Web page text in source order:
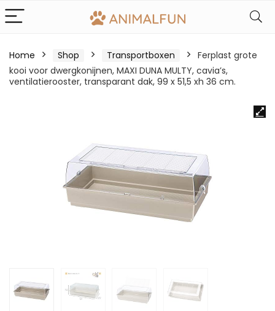
Home Shop Transportboxen
Ferplast grote
kooi voor dwergkonijnen, MAXI DUNA MULTY, cavia’s,
ventilatierooster, transparant dak, 99 x 51,5 xh 36 cm.